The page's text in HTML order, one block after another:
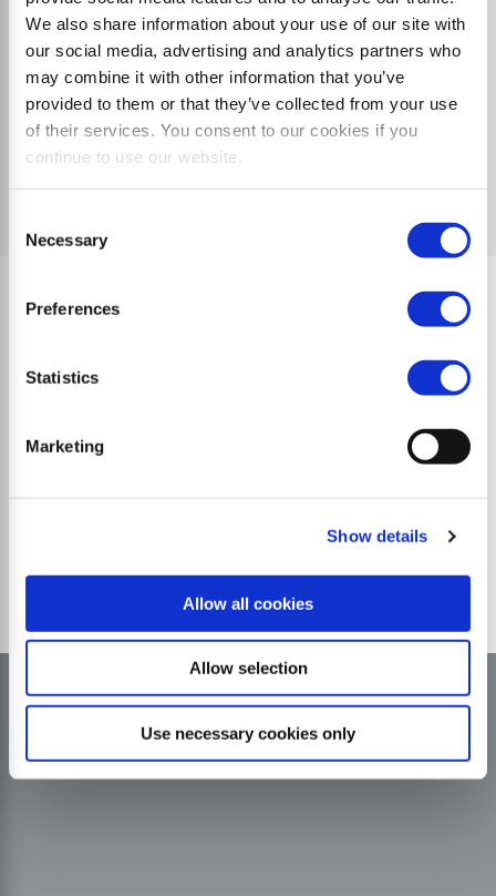
We also share information about your use of our site with
our social media, advertising and analytics partners who
may combine it with other information that you’ve
provided to them or that they’ve collected from your use
of their services. You consent to our cookies if you
continue to use our website.
Selection
Necessary
Preferences
Statistics
Marketing
Show details
Allow all cookies
Allow selection
Use necessary cookies only